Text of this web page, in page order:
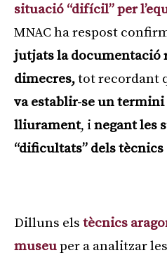
situació “difícil” per
MNAC ha respost
jutjats la documentació
dimecres,tot recordant
va establir-se un termini
lliurament, inegant les
“dificultats” dels tècnics
Dilluns els tècnics
museuper a analitzar